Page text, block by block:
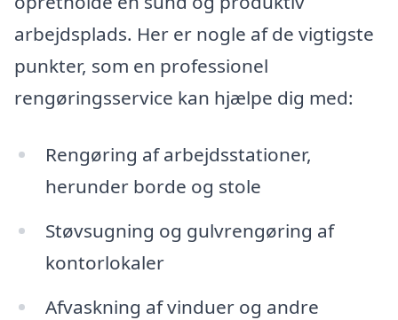
arbejdsplads. Her er nogle af de vigtigste
punkter, som en professionel
rengøringsservice kan hjælpe dig med:
Rengøring af arbejdsstationer,
herunder borde og stole
Støvsugning og gulvrengøring af
kontorlokaler
Afvaskning af vinduer og andre